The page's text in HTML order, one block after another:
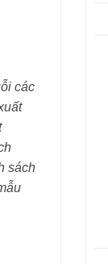
các
sách